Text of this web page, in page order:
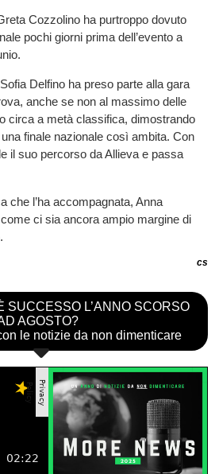
Cozzolino ha purtroppo dovuto
pochi giorni prima dell’evento a
Delfino ha preso parte alla gara
anche se non al massimo delle
circa a metà classifica, dimostrando
finale nazionale così ambita. Con
il suo percorso da Allieva e passa
che l’ha accompagnata, Anna
ci sia ancora ampio margine di
cs
SUCCESSO L’ANNO SCORSO
AGOSTO?
le notizie da non dimenticare